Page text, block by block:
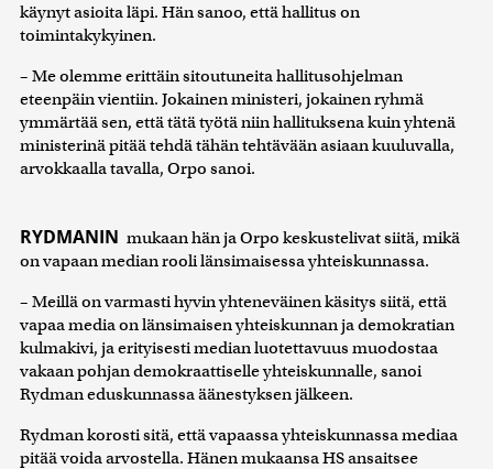
käynyt asioita läpi. Hän sanoo, että hallitus on
toimintakykyinen.
– Me olemme erittäin sitoutuneita hallitusohjelman
eteenpäin vientiin. Jokainen ministeri, jokainen ryhmä
ymmärtää sen, että tätä työtä niin hallituksena kuin yhtenä
ministerinä pitää tehdä tähän tehtävään asiaan kuuluvalla,
arvokkaalla tavalla, Orpo sanoi.
RYDMANIN mukaan hän ja Orpo keskustelivat siitä, mikä
on vapaan median rooli länsimaisessa yhteiskunnassa.
– Meillä on varmasti hyvin yhteneväinen käsitys siitä, että
vapaa media on länsimaisen yhteiskunnan ja demokratian
kulmakivi, ja erityisesti median luotettavuus muodostaa
vakaan pohjan demokraattiselle yhteiskunnalle, sanoi
Rydman eduskunnassa äänestyksen jälkeen.
Rydman korosti sitä, että vapaassa yhteiskunnassa mediaa
pitää voida arvostella. Hänen mukaansa HS ansaitsee